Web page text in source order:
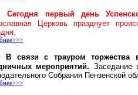
Сегодня первый день
Церковь празднует
В связи с трауром торжества
мероприятий. Заседание
Собрания Пензенской